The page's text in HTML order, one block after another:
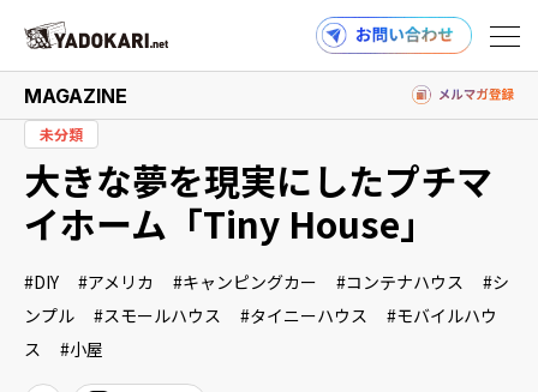
商品検索 読みもの検索
PRODUCTS
MAGAZINE
未分類
大きな夢を現実にしたプチマ
イホーム「Tiny House」
DIY アメリカ キャンピングカー コンテナハウス
シ
ンプル
スモールハウス タイニーハウス
モバイルハウ
ス
小屋